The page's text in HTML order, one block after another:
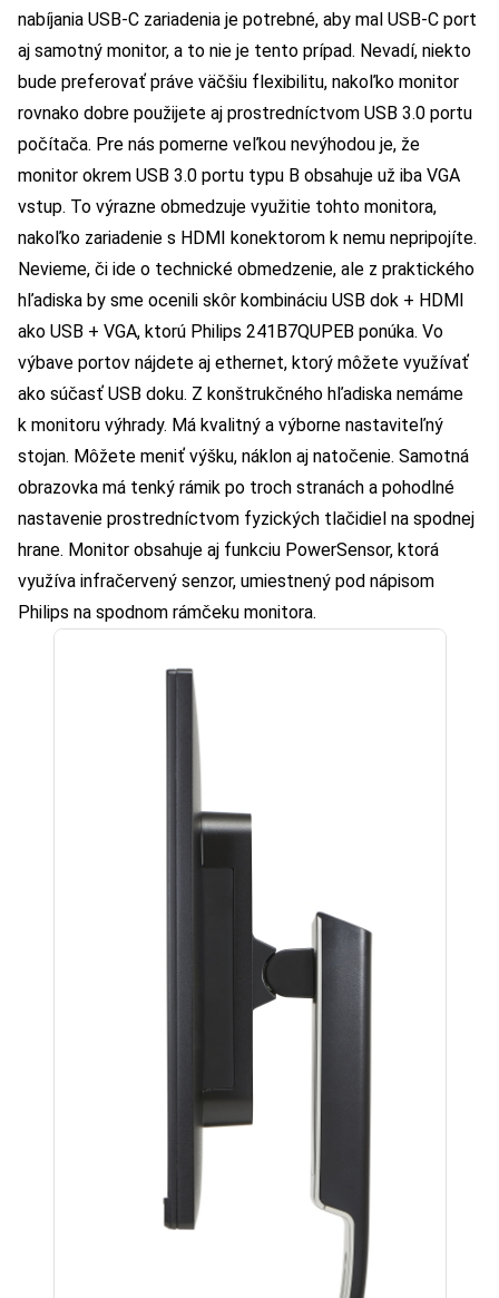
nabíjania USB-C zariadenia je potrebné, aby mal USB-C port
aj samotný monitor, a to nie je tento prípad. Nevadí, niekto
bude preferovať práve väčšiu flexibilitu, nakoľko monitor
rovnako dobre použijete aj prostredníctvom USB 3.0 portu
počítača. Pre nás pomerne veľkou nevýhodou je, že
monitor okrem USB 3.0 portu typu B obsahuje už iba VGA
vstup. To výrazne obmedzuje využitie tohto monitora,
nakoľko zariadenie s HDMI konektorom k nemu nepripojíte.
Nevieme, či ide o technické obmedzenie, ale z praktického
hľadiska by sme ocenili skôr kombináciu USB dok + HDMI
ako USB + VGA, ktorú Philips 241B7QUPEB ponúka. Vo
výbave portov nájdete aj ethernet, ktorý môžete využívať
ako súčasť USB doku. Z konštrukčného hľadiska nemáme
k monitoru výhrady. Má kvalitný a výborne nastaviteľný
stojan. Môžete meniť výšku, náklon aj natočenie. Samotná
obrazovka má tenký rámik po troch stranách a pohodlné
nastavenie prostredníctvom fyzických tlačidiel na spodnej
hrane. Monitor obsahuje aj funkciu PowerSensor, ktorá
využíva infračervený senzor, umiestnený pod nápisom
Philips na spodnom rámčeku monitora.